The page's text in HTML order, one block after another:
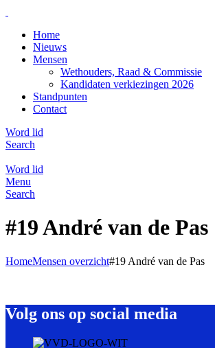
Home
Nieuws
Mensen
Wethouders, Raad & Commissie
Kandidaten verkiezingen 2026
Standpunten
Contact
Word lid
Search
Word lid
Menu
Search
#19 André van de Pas
HomeMensen overzicht#19 André van de Pas
Volg ons op social media